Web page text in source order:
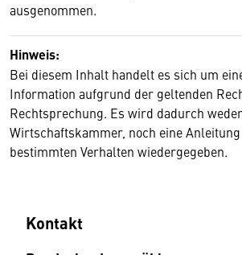
ausgenommen.
Hinweis:
Bei diesem Inhalt handelt es sich um
Information aufgrund der geltenden
Rechtsprechung. Es wird dadurch
Wirtschaftskammer, noch eine
bestimmten Verhalten wiedergegeben.
Kontakt